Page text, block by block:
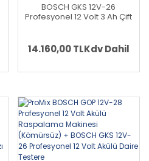
BOSCH GKS 12V-26
Profesyonel 12 Volt 3 Ah Çift
14.160,00 TLKdv Dahil